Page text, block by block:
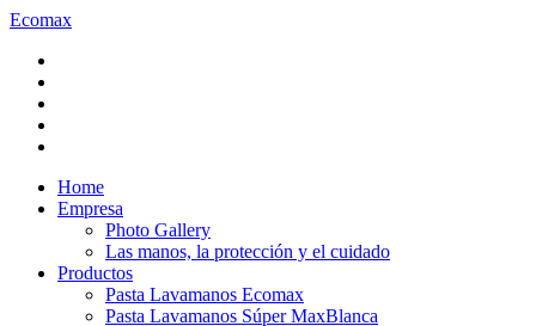
Ecomax
Home
Empresa
Photo Gallery
Las manos, la protección y el cuidado
Productos
Pasta Lavamanos Ecomax
Pasta Lavamanos Súper MaxBlanca